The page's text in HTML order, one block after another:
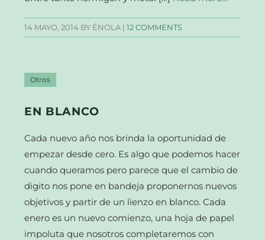
14 MAYO, 2014 BY ÉNOLA |12 COMMENTS
Otros
EN BLANCO
Cada nuevo año nos brinda la oportunidad de
empezar desde cero. Es algo que podemos hacer
cuando queramos pero parece que el cambio de
digito nos pone en bandeja proponernos nuevos
objetivos y partir de un lienzo en blanco. Cada
enero es un nuevo comienzo, una hoja de papel
impoluta que nosotros completaremos con